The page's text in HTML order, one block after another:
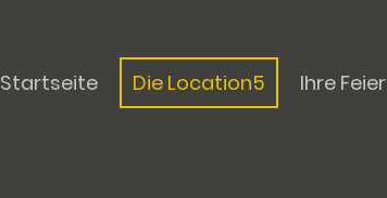
Startseite Die Location5 Ihre Feier